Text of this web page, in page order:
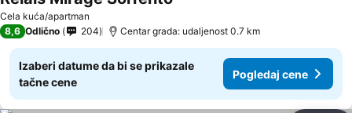
Cela kuća/apartman
8,6 Odlično 204 Centar grada: udaljenost 0.7 km
Izaberi datume da bi se prikazale
tačne cene
Pogledaj cene